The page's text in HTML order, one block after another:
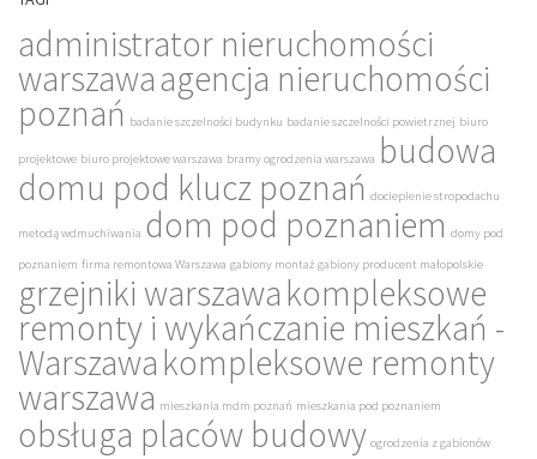
administrator nieruchomości
warszawaagencja nieruchomości
poznań badanie szczelności budynku badanie szczelności powietrznej biuro
projektowe biuro projektowe warszawa bramy ogrodzenia warszawa budowa
domu pod klucz poznań docieplenie stropodachu
metodą wdmuchiwania dom pod poznaniem domy pod
poznaniem firma remontowa Warszawa gabiony montaż gabiony producent małopolskie
grzejniki warszawakompleksowe
remonty i wykańczanie mieszkań -
Warszawakompleksowe remonty
warszawa mieszkania mdm poznań mieszkania pod poznaniem
obsługa placów budowy ogrodzenia z gabionów